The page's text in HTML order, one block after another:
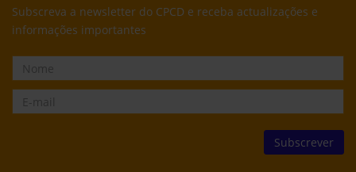
Subscreva a newsletter do CPCD e receba actualizações e
informações importantes